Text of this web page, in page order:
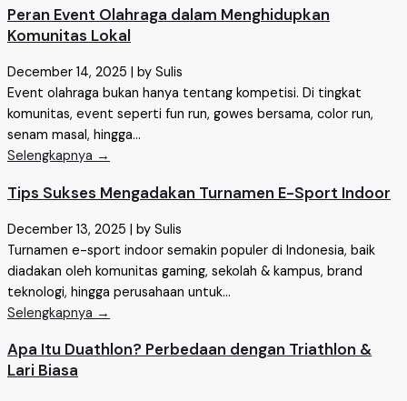
Peran Event Olahraga dalam Menghidupkan
Komunitas Lokal
December 14, 2025
by Sulis
Event olahraga bukan hanya tentang kompetisi. Di tingkat
komunitas, event seperti fun run, gowes bersama, color run,
senam masal, hingga...
Selengkapnya →
Tips Sukses Mengadakan Turnamen E-Sport Indoor
December 13, 2025 | by Sulis
Turnamen e-sport indoor semakin populer di Indonesia, baik
diadakan oleh komunitas gaming, sekolah & kampus, brand
teknologi, hingga perusahaan untuk...
Selengkapnya →
Apa Itu Duathlon? Perbedaan dengan Triathlon &
Lari Biasa